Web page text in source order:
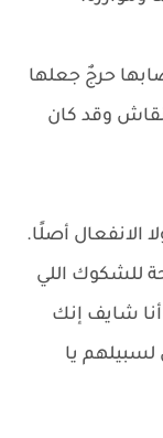
حرجٌ جعلها
وقد كان
الانفعال أصلًا.
للشكوك اللي
شايف إنك
لسبيلهم يا